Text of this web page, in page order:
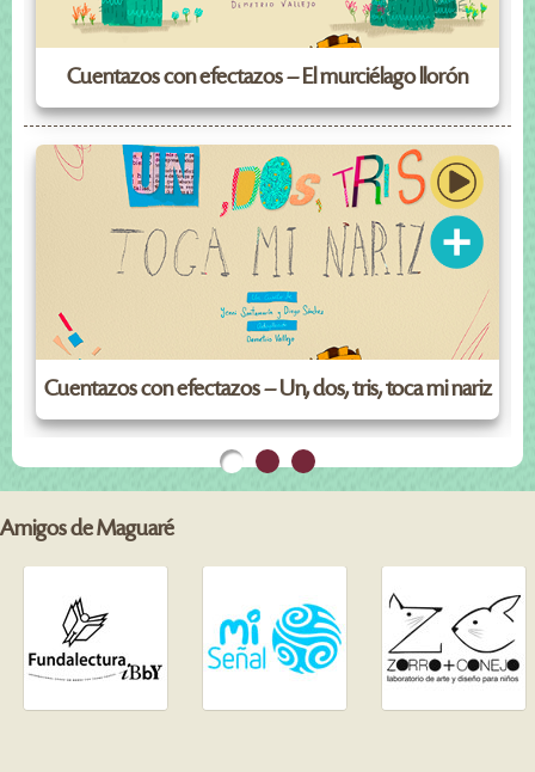
Cuentazos con efectazos – El murciélago llorón
Cuentazos con efectazos – Un, dos, tris, toca mi nariz
Amigos de Maguaré